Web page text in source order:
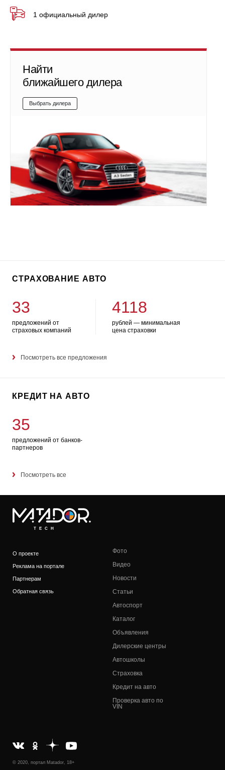
1 официальный дилер
Найти
ближайшего дилера
Выбрать дилера
СТРАХОВАНИЕ АВТО
33
предложений от
страховых компаний
4118
рублей — минимальная
цена страховки
Посмотреть все предложения
КРЕДИТ НА АВТО
35
предложений от банков-
партнеров
Посмотреть все
TECH
О проекте
Реклама на портале
Партнерам
Обратная связь
Фото
Видео
Новости
Статьи
Автоспорт
Каталог
Объявления
Дилерские центры
Автошколы
Страховка
Кредит на авто
Проверка авто по
VIN
© 2020, портал Matador, 18+